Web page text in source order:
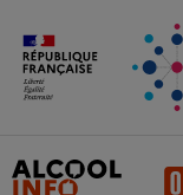
Aller au contenu